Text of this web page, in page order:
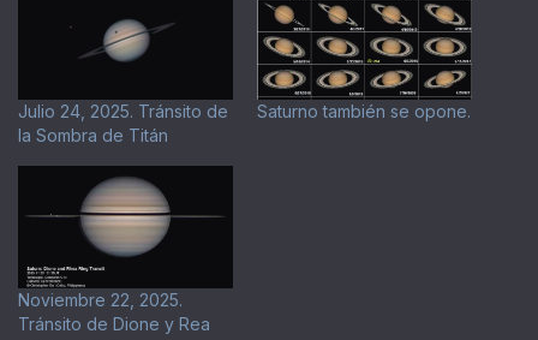
Julio 24, 2025. Tránsito de
la Sombra de Titán
Saturno también se opone.
Noviembre 22, 2025.
Tránsito de Dione y Rea